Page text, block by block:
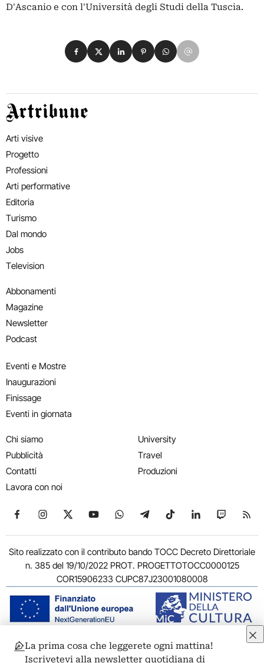
D'Ascanio e con l'Università degli Studi della Tuscia.
Condividi su Facebook
Condividi su X
Condividi su LinkedIn
Condividi su Pinterest
Condividi su WhatsApp
Condividi su Email
Artribune
Arti visive
Progetto
Professioni
Arti performative
Editoria
Turismo
Dal mondo
Jobs
Television
Abbonamenti
Magazine
Newsletter
Podcast
Eventi e Mostre
Inaugurazioni
Finissage
Eventi in giornata
Chi siamo
Pubblicità
Contatti
Lavora con noi
University
Travel
Produzioni
Seguici su Facebook
Seguici su Instagram
Seguici su X
Seguici su YouTube
Seguici su WhatsApp
Seguici su Telegram
Seguici su TikTok
Seguici su
Seguici
Sito realizzato con il contributo bando TOCC Decreto Direttoriale
n. 385 del 19/10/2022 PROT. PROGETTOTOCC0000125
COR15906233 CUPC87J23001080008
© 2011-2026 ARTRIBUNE srl – Corso Vittorio Emanuele II, 287 –
La prima cosa che leggerete ogni mattina!
Iscrivetevi alla newsletter quotidiana di